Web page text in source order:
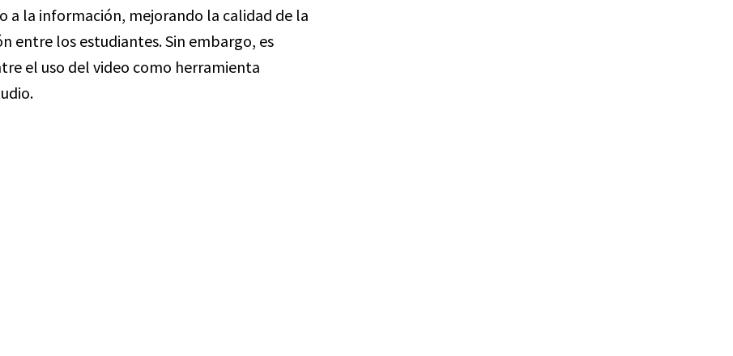
a la información, mejorando la calidad de la
entre los estudiantes. Sin embargo, es
el uso del video como herramienta